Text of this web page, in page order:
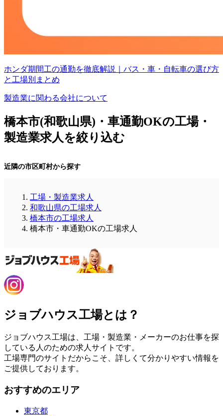
ホンダ期間工の通勤を徹底解説｜バス・車・自転車の選び方
と工場別まとめ
製造業に関わる会社について
橋本市(和歌山県)・車通勤OKの工場・
製造業求人を絞り込む
近隣の市区町村から探す
工場・製造業求人
和歌山県の工場求人
橋本市の工場求人
橋本市・車通勤OKの工場求人
ジョブハウス工場とは？
ジョブハウス工場は、工場・製造業・メーカーのお仕事を探
している人のための求人サイトです。
工場専門のサイトだからこそ、詳しくて分かりやすい情報を
ご提供しております。
おすすめのエリア
東京都